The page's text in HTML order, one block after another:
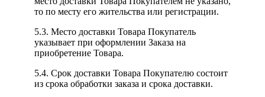
то по месту его жительства или регистрации.
5.3. Место доставки Товара Покупатель
указывает при оформлении Заказа на
приобретение Товара.
5.4. Срок доставки Товара Покупателю состоит
из срока обработки заказа и срока доставки.